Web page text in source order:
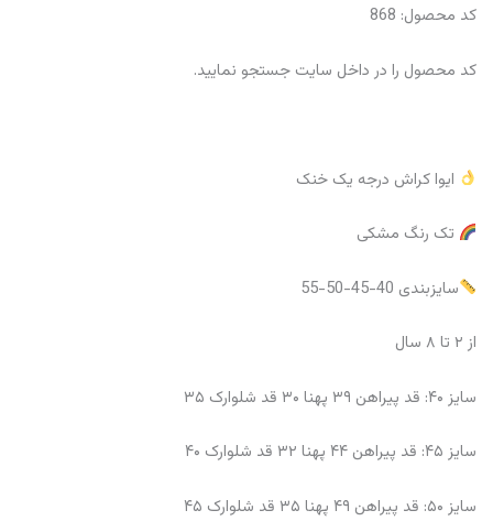
کد محصول: 868
کد محصول را در داخل سایت جستجو‌ نمایید.
ایوا کراش درجه یک خنک
تک رنگ مشکی
سایزبندی 40-45-50-55
از ۲ تا ۸ سال
سایز ۴۰: قد پیراهن ۳۹ پهنا ۳۰ قد شلوارک ۳۵
سایز ۴۵: قد پیراهن ۴۴ پهنا ۳۲ قد شلوارک ۴۰
سایز ۵۰: قد پیراهن ۴۹ پهنا ۳۵ قد شلوارک ۴۵